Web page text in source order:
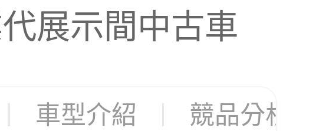
展示間 中古車
車型介紹 競品分析